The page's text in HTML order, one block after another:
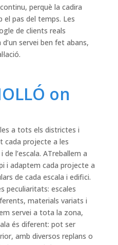
perquè la cadira
pas del temps. Les
de clients reals
servei ben fet abans,
on
a tots els districtes i
cada projecte a les
l’escala. ATreballem a
i adaptem cada projecte a
de cada escala i edifici.
peculiaritats: escales
materials variats i
servei a tota la zona,
és diferent: pot ser
amb diversos replans o